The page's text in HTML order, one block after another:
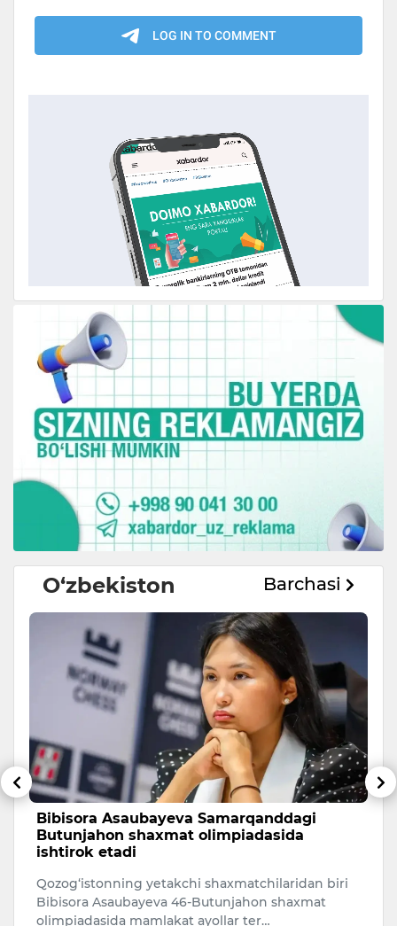
O‘zbekiston Barchasi
Bibisora Asaubayeva Samarqanddagi
Butunjahon shaxmat olimpiadasida
ishtirok etadi
Qozog‘istonning yetakchi shaxmatchilaridan biri
Bibisora Asaubayeva 46-Butunjahon shaxmat
olimpiadasida mamlakat ayollar ter…